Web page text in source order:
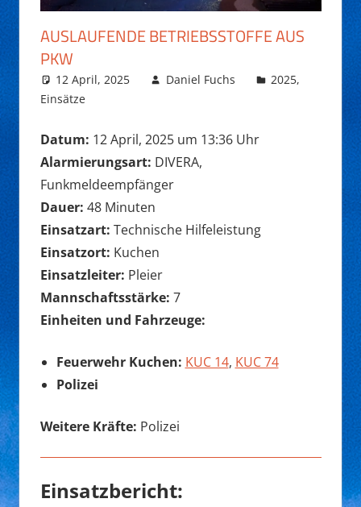
AUSLAUFENDE BETRIEBSSTOFFE AUS
PKW
12 April, 2025 Daniel Fuchs 2025,
Einsätze
Datum: 12 April, 2025 um 13:36 Uhr
Alarmierungsart: DIVERA,
Funkmeldeempfänger
Dauer: 48 Minuten
Einsatzart: Technische Hilfeleistung
Einsatzort: Kuchen
Einsatzleiter: Pleier
Mannschaftsstärke: 7
Einheiten und Fahrzeuge:
Feuerwehr Kuchen: KUC 14, KUC 74
Polizei
Weitere Kräfte: Polizei
Einsatzbericht: